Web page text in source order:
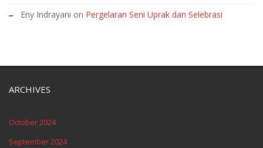
Eny Indrayani on Pergelaran Seni Uprak dan Selebrasi
ARCHIVES
October 2024
September 2024